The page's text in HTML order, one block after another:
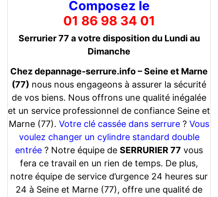
Composez le
01 86 98 34 01
Serrurier 77 a votre disposition du Lundi au
Dimanche
Chez depannage-serrure.info – Seine et Marne
(77) nous nous engageons à assurer la sécurité
de vos biens. Nous offrons une qualité inégalée
et un service professionnel de confiance Seine et
Marne (77). Votre clé cassée dans serrure ? Vous
voulez changer un cylindre standard double
entrée ? Notre équipe de SERRURIER 77 vous
fera ce travail en un rien de temps. De plus,
notre équipe de service d’urgence 24 heures sur
24 à Seine et Marne (77), offre une qualité de